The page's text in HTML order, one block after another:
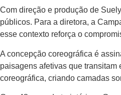
Com direção e produção de
públicos. Para a diretora, a
esse contexto reforça o
A concepção coreográfica é
paisagens afetivas que
coreográfica, criando camadas